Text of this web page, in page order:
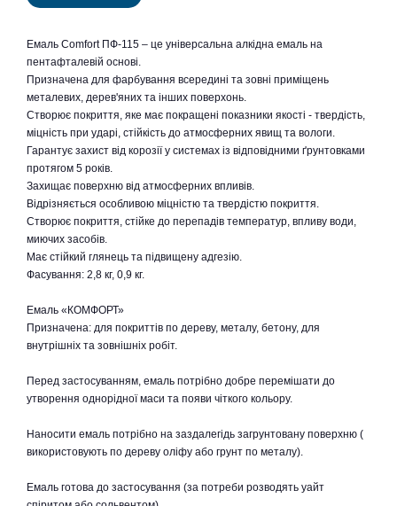
Емаль Comfort ПФ-115 – це універсальна алкідна емаль на
пентафталевій основі.
Призначена для фарбування всередині та зовні приміщень
металевих, дерев'яних та інших поверхонь.
Створює покриття, яке має покращені показники якості - твердість,
міцність при ударі, стійкість до атмосферних явищ та вологи.
Гарантує захист від корозії у системах із відповідними ґрунтовками
протягом 5 років.
Захищає поверхню від атмосферних впливів.
Відрізняється особливою міцністю та твердістю покриття.
Створює покриття, стійке до перепадів температур, впливу води,
миючих засобів.
Має стійкий глянець та підвищену адгезію.
Фасування: 2,8 кг, 0,9 кг.
Емаль «КОМФОРТ»
Призначена: для покриттів по дереву, металу, бетону, для
внутрішніх та зовнішніх робіт.
Перед застосуванням, емаль потрібно добре перемішати до
утворення однорідної маси та появи чіткого кольору.
Наносити емаль потрібно на заздалегідь загрунтовану поверхню (
використовують по дереву оліфу або грунт по металу).
Емаль готова до застосування (за потреби розводять уайт